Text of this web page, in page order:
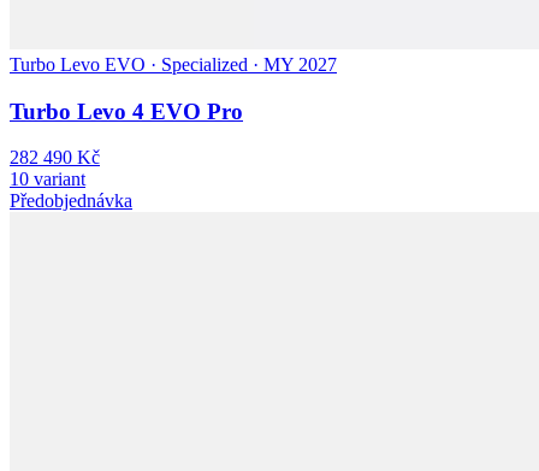
Turbo Levo EVO · Specialized · MY 2027
Turbo Levo 4 EVO Pro
282 490 Kč
10 variant
Předobjednávka